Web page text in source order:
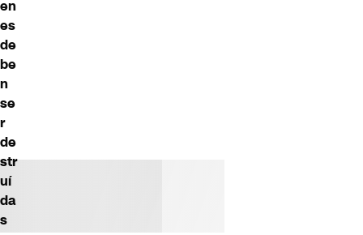
en
es
de
be
n
se
r
de
str
uí
da
s